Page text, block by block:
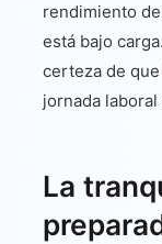
rendimiento
está bajo
certeza de
jornada
La